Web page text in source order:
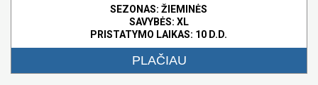
SEZONAS: ŽIEMINĖS
SAVYBĖS: XL
PRISTATYMO LAIKAS: 10 D.D.
PLAČIAU